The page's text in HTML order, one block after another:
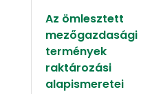
Az ömlesztett
mezőgazdasági
termények
raktározási
alapismeretei